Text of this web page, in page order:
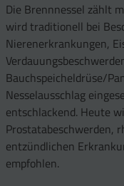
Die Brennnessel zählt
wird traditionell bei
Nierenerkrankungen,
Bauchspeicheldrüse/
Nesselausschlag
entschlackend. Heute
Prostatabeschwerden,
entzündlichen
empfohlen.